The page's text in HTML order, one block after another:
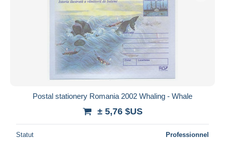
Postal stationery Romania 2002 Whaling - Whale
± 5,76 $US
Statut Professionnel